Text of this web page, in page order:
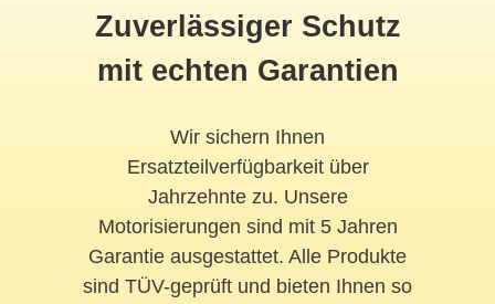
Zuverlässiger Schutz
mit echten Garantien
Wir sichern Ihnen
Ersatzteilverfügbarkeit über
Jahrzehnte zu. Unsere
Motorisierungen sind mit 5 Jahren
Garantie ausgestattet. Alle Produkte
sind TÜV-geprüft und bieten Ihnen so